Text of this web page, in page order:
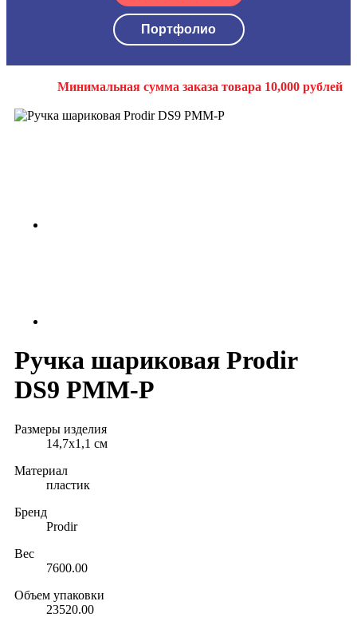
Портфолио
Минимальная сумма заказа товара 10,000 рублей
Ручка шариковая Prodir
DS9 PMM-P
Размеры изделия
14,7х1,1 см
Материал
пластик
Бренд
Prodir
Вес
7600.00
Объем упаковки
23520.00